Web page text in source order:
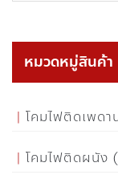
หมวดหมู่สินค้า
โคมไฟติดเพดา
โคมไฟติดผนัง